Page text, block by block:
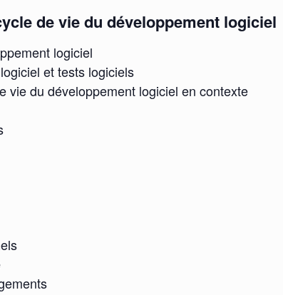
de vie du développement logiciel
logiciel
et tests logiciels
vie du développement logiciel en contexte